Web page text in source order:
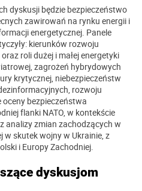
dyskusji będzie bezpieczeństwo
zawirowań na rynku energii i
energetycznej. Panele
kierunków rozwoju
roli dużej i małej energetyki
zagrożeń hybrydowych
krytycznej, niebezpieczeństw
rozwoju
bezpieczeństwa
flanki NATO, w kontekście
analizy zmian zachodzących w
w skutek wojny w Ukrainie, z
i Europy Zachodniej.
dyskusjom